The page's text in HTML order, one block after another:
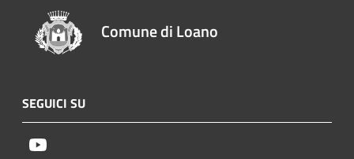
Comune di Loano
SEGUICI SU